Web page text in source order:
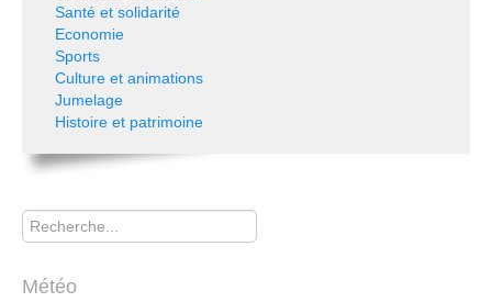
Santé et solidarité
Economie
Sports
Culture et animations
Jumelage
Histoire et patrimoine
Rechercher
Météo